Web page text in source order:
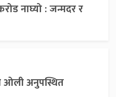
नाघ्यो : जन्मदर र
ओली अनुपस्थित